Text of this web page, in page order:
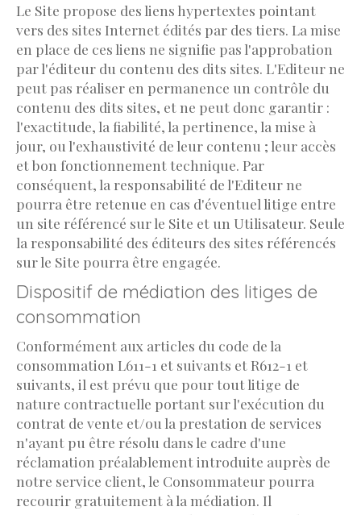
Le Site propose des liens hypertextes pointant
vers des sites Internet édités par des tiers. La mise
en place de ces liens ne signifie pas l'approbation
par l'éditeur du contenu des dits sites. L'Editeur ne
peut pas réaliser en permanence un contrôle du
contenu des dits sites, et ne peut donc garantir :
l'exactitude, la fiabilité, la pertinence, la mise à
jour, ou l'exhaustivité de leur contenu ; leur accès
et bon fonctionnement technique. Par
conséquent, la responsabilité de l'Editeur ne
pourra être retenue en cas d'éventuel litige entre
un site référencé sur le Site et un Utilisateur. Seule
la responsabilité des éditeurs des sites référencés
sur le Site pourra être engagée.
Dispositif de médiation des litiges de
consommation
Conformément aux articles du code de la
consommation L611-1 et suivants et R612-1 et
suivants, il est prévu que pour tout litige de
nature contractuelle portant sur l'exécution du
contrat de vente et/ou la prestation de services
n'ayant pu être résolu dans le cadre d'une
réclamation préalablement introduite auprès de
notre service client, le Consommateur pourra
recourir gratuitement à la médiation. Il